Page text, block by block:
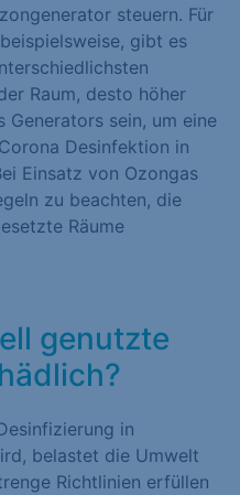
steuern. Für
gibt es
Raum, desto höher
sein, um eine
Desinfektion in
Einsatz von Ozongas
zu beachten, die
Räume
genutzte
in
belastet die Umwelt
Richtlinien erfüllen